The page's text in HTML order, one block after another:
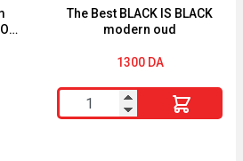
The Best BLACK IS BLACK
modern oud
1300 DA
quantité
de